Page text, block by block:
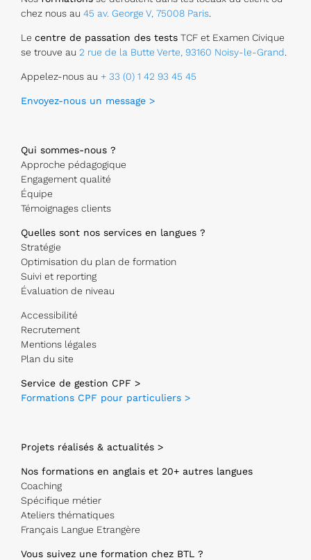
chez nous au 45 av. George V, 75008 Paris
Le centre de passation des tests TCF et Examen Civique
se trouve au 2 rue de la Butte Verte, 93160 Noisy-le-Grand
Appelez-nous au + 33 (0) 1 42 93 45 45
Envoyez-nous un message >
Qui sommes-nous ?
Approche pédagogique
Engagement qualité
Équipe
Témoignages clients
Quelles sont nos services en langues ?
Stratégie
Optimisation du plan de formation
Suivi et reporting
Évaluation de niveau
Accessibilité
Recrutement
Mentions légales
Plan du site
Service de gestion CPF >
Formations CPF pour particuliers >
Projets réalisés & actualités >
Nos formations en anglais et 20+ autres langues
Coaching
Spécifique métier
Ateliers thématiques
Français Langue Etrangère
Vous suivez une formation chez BTL ?